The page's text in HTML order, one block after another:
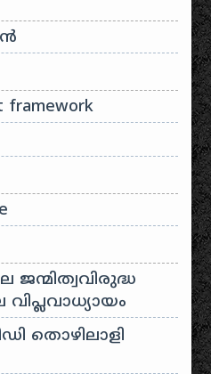
framework
തൊഴിലാളി